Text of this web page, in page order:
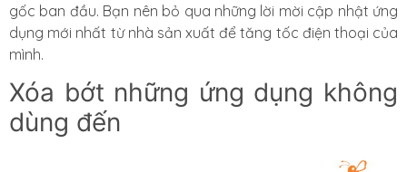
gốc ban đầu. Bạn nên bỏ qua những lời mời cập nhật ứng
dụng mới nhất từ nhà sản xuất để tăng tốc điện thoại của
mình.
Xóa bớt những ứng dụng không
dùng đến